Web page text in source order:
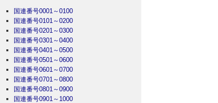
国連番号0001～0100
国連番号0101～0200
国連番号0201～0300
国連番号0301～0400
国連番号0401～0500
国連番号0501～0600
国連番号0601～0700
国連番号0701～0800
国連番号0801～0900
国連番号0901～1000